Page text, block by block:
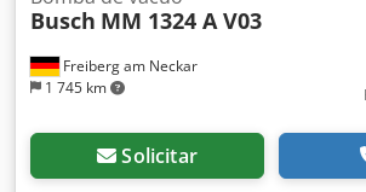
Freiberg am Neckar
1 745 km
Busch MM 1324 A V03
Solicitar